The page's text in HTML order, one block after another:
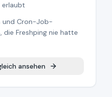
erlaubt
und Cron-Job-
die Freshping nie hatte
ansehen